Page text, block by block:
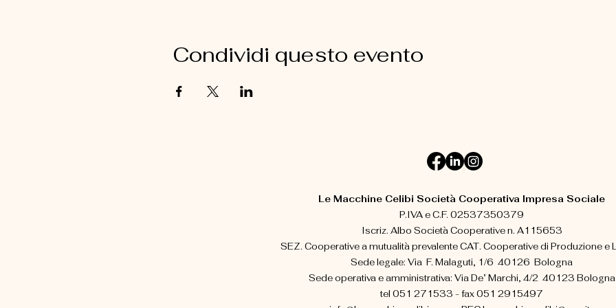
Condividi questo evento
Le Macchine Celibi Società Cooperativa Impresa Sociale
P.IVA e C.F. 02537350379
Iscriz. Albo Società Cooperative n. A115653
SEZ. Cooperative a mutualità prevalente CAT. Cooperative di Produzione e
Sede legale: Via F. Malaguti, 1/6 40126 Bologna
Sede operativa e amministrativa: Via De’ Marchi, 4/2 40123 Bologna
tel 051 271533 - fax 051 2915497